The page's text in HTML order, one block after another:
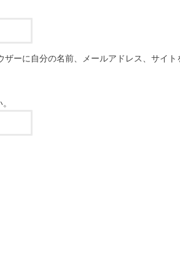
ーに自分の名前、メールアドレス、サイト